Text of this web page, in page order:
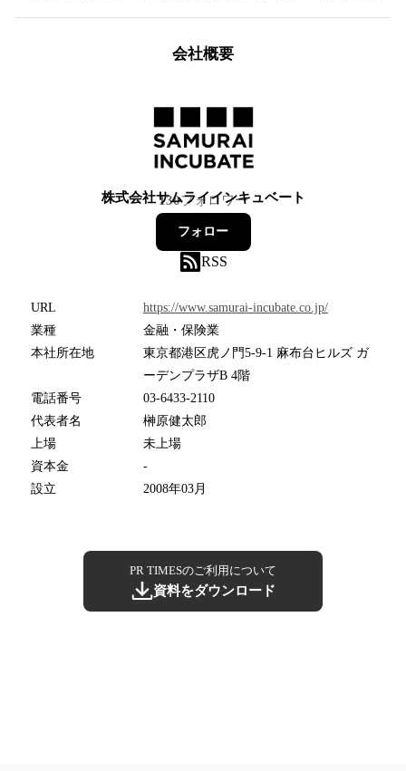
会社概要
株式会社サムライインキュベート
130フォロワー
フォロー
RSS
URL
https://www.samurai-incubate.co.jp/
業種
金融・保険業
本社所在地
東京都港区虎ノ門5-9-1 麻布台ヒルズ ガ
ーデンプラザB 4階
電話番号
03-6433-2110
代表者名
榊原健太郎
上場
未上場
資本金
-
設立
2008年03月
PR TIMESのご利用について
資料をダウンロード